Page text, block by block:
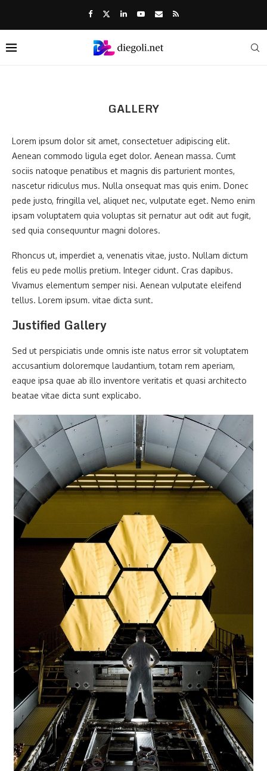
GALLERY
Lorem ipsum dolor sit amet, consectetuer adipiscing elit.
Aenean commodo ligula eget dolor. Aenean massa. Cumt
sociis natoque penatibus et magnis dis parturient montes,
nascetur ridiculus mus. Nulla onsequat mas quis enim. Donec
pede justo, fringilla vel, aliquet nec, vulputate eget. Nemo enim
ipsam voluptatem quia voluptas sit pernatur aut odit aut fugit,
sed quia consequuntur magni dolores.
Rhoncus ut, imperdiet a, venenatis vitae, justo. Nullam dictum
felis eu pede mollis pretium. Integer cidunt. Cras dapibus.
Vivamus elementum semper nisi. Aenean vulputate eleifend
tellus. Lorem ipsum. vitae dicta sunt.
Justified Gallery
Sed ut perspiciatis unde omnis iste natus error sit voluptatem
accusantium doloremque laudantium, totam rem aperiam,
eaque ipsa quae ab illo inventore veritatis et quasi architecto
beatae vitae dicta sunt explicabo.